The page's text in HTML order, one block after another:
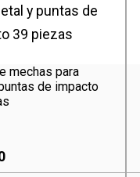
mechas para
de impacto